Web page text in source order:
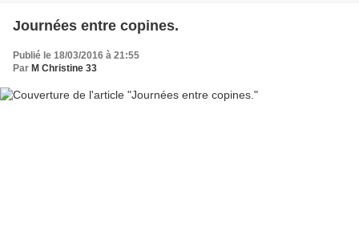
Journées entre copines.
Publié le 18/03/2016 à 21:55
Par M Christine 33